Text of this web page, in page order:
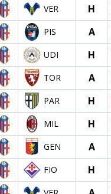
VER H
PIS A
UDI H
TOR A
PAR H
MIL H
GEN A
FIO H